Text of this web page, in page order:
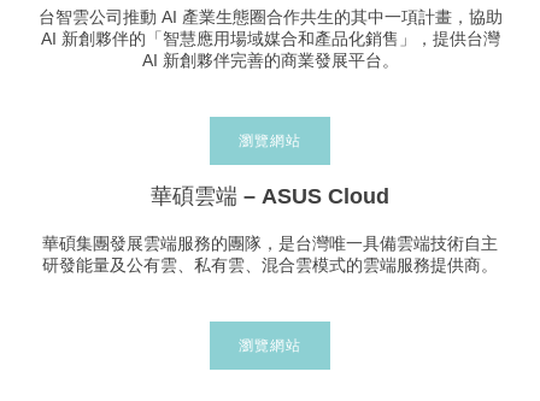
台智雲公司推動 AI 產業生態圈合作共生的其中一項計畫，協助
AI 新創夥伴的「智慧應用場域媒合和產品化銷售」，提供台灣
AI 新創夥伴完善的商業發展平台。
瀏覽網站
華碩雲端 – ASUS Cloud
華碩集團發展雲端服務的團隊，是台灣唯一具備雲端技術自主
研發能量及公有雲、私有雲、混合雲模式的雲端服務提供商。
瀏覽網站